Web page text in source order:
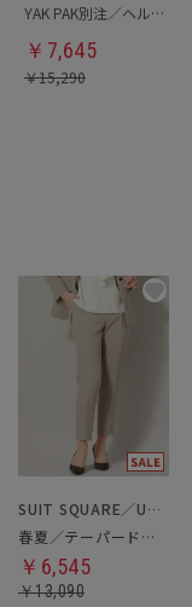
YAK PAK別注／ヘルメットバッグ
￥ 7,645
￥15,290
SUIT SQUARE／UNIVERSAL LANGUAGE／WHITE
春夏／テーパードパンツ
￥6,545
￥13,090